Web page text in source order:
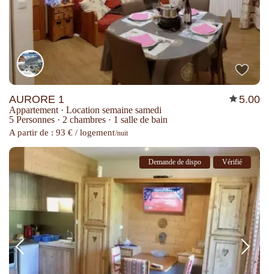
AURORE 1 5.00
Appartement · Location semaine samedi
5 Personnes · 2 chambres · 1 salle de bain
A partir de : 93 € / logement/nuit
Demande de dispo Vérifié